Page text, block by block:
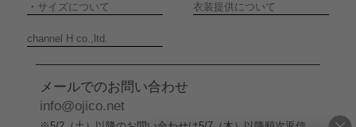
・ サイズについて 衣装提供について
channel H co.,ltd.
メールでのお問い合わせ
info@ojico.net